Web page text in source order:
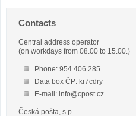
Contacts
Central address operator
(on workdays from 08.00 to 15.00.)
Phone: 954 406 285
Data box ČP: kr7cdry
E-mail: info@cpost.cz
Česká pošta, s.p.